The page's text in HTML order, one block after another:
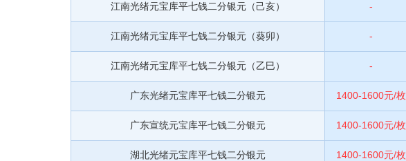
江南光绪元宝库平七钱二分银元（己亥） -
江南光绪元宝库平七钱二分银元（葵卯） -
江南光绪元宝库平七钱二分银元（乙巳） -
广东光绪元宝库平七钱二分银元 1400-1600元/枚
广东宣统元宝库平七钱二分银元 1400-1600元/枚
湖北光绪元宝库平七钱二分银元 1400-1600元/枚